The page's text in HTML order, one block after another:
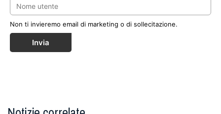
Non ti invieremo email di marketing o di sollecitazione.
Invia